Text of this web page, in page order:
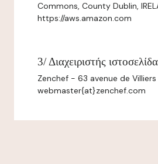
Commons, County Dublin,
https://aws.amazon.com
3/ Διαχειριστής
Zenchef - 63 avenue de Villiers
webmaster{at}zenchef.com